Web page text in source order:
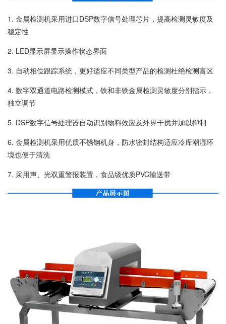
1. 金属检测机采用进口DSP数字信号处理芯片，提高检测灵敏度及
稳定性
2. LED显示屏显示操作状态界面
3. 自动相位跟踪系统，更好适应不同类型产品的检测杜绝检测盲区
4. 数字双通道电路检测模式，铁和非铁金属检测灵敏度分别指示，
独立调节
5. DSP数字信号处理器自动识别物料效应及外界干扰并加以抑制
6. 金属检测机采用优质不锈钢机身，防水密封结构适应冷库潮湿环
境也便于清洗
7. 采用声、光双重警报装置，食品级优质PVC输送带